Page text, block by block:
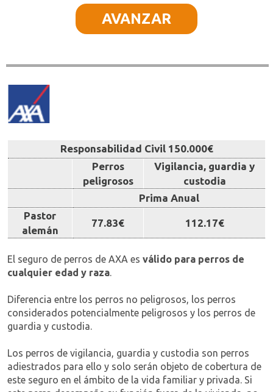
AVANZAR
Responsabilidad Civil 150.000€
Perros
peligrosos
Vigilancia, guardia y
custodia
Prima Anual
Pastor
alemán
77.83€ 112.17€
El seguro de perros de AXA es válido para perros de
cualquier edad y raza.
Diferencia entre los perros no peligrosos, los perros
considerados potencialmente peligrosos y los perros de
guardia y custodia.
Los perros de vigilancia, guardia y custodia son perros
adiestrados para ello y solo serán objeto de cobertura de
este seguro en el ámbito de la vida familiar y privada. Si